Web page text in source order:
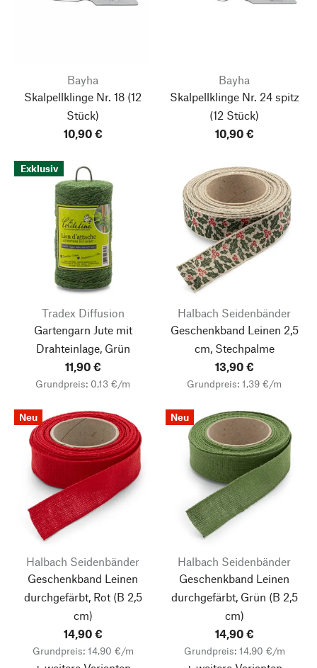
Bayha
Skalpellklinge Nr. 18 (12
Stück)
10,90 €
Bayha
Skalpellklinge Nr. 24 spitz
(12 Stück)
10,90 €
Exklusiv
Tradex Diffusion
Gartengarn Jute mit
Drahteinlage, Grün
11,90 €
Grundpreis: 0,13 €/m
Halbach Seidenbänder
Geschenkband Leinen 2,5
cm, Stechpalme
13,90 €
Grundpreis: 1,39 €/m
Neu
Halbach Seidenbänder
Geschenkband Leinen
durchgefärbt, Rot(B 2,5
cm)
14,90 €
Grundpreis: 14,90 €/m
Neu
Halbach Seidenbänder
Geschenkband Leinen
durchgefärbt, Grün (B 2,5
cm)
14,90 €
Grundpreis: 14,90 €/m